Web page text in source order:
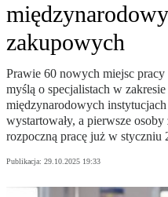
zakupowych
Prawie 60 nowych miejsc
myślą o specjalistach w
międzynarodowych
wystartowały, a pierwsze
rozpoczną pracę już w styczniu
Publikacja: 29.10.2025 19:33